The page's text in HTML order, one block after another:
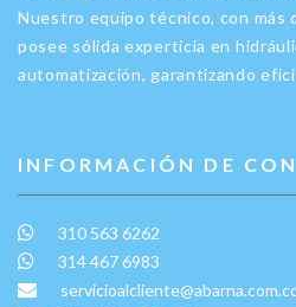
Nuestro equipo técnico, con más
posee sólida experticia en
automatización, garantizando
INFORMACIÓN DE
310 563 6262
314 467 6983